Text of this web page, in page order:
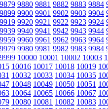
9879 9880 9881 9882 9883 9884
9899 9900 9901 9902 9903 9904
9919 9920 9921 9922 9923 9924
9939 9940 9941 9942 9943 9944
9959 9960 9961 9962 9963 9964
9979 9980 9981 9982 9983 9984
9999 10000 10001 10002 10003
10016 10017 10018 10019
10032 10033 10034 10035
10048 10049 10050 10051
10064 10065 10066 10067
10080 10081 10082 10083